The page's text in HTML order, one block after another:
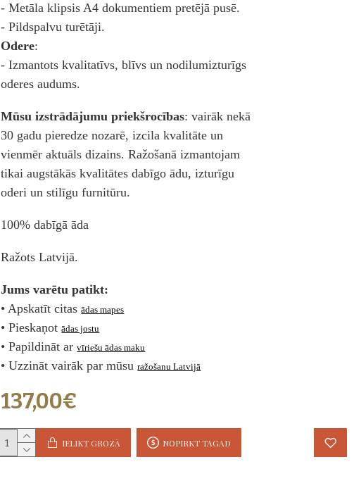
- Metāla klipsis A4 dokumentiem pretējā pusē.
- Pildspalvu turētāji.
Odere:
- Izmantots kvalitatīvs, blīvs un nodilumizturīgs
oderes audums.
Mūsu izstrādājumu priekšrocības: vairāk nekā
30 gadu pieredze nozarē, izcila kvalitāte un
vienmēr aktuāls dizains. Ražošanā izmantojam
tikai augstākās kvalitātes dabīgo ādu, izturīgu
oderi un stilīgu furnitūru.
100% dabīgā āda
Ražots Latvijā.
Jums varētu patikt:
• Apskatīt citasādas mapes
• Pieskaņotādas jostu
• Papildināt arvīriešu ādas maku
• Uzzināt vairāk par mūsuražošanu Latvijā
137,00€
IELIKT GROZĀ NOPIRKT TAGAD